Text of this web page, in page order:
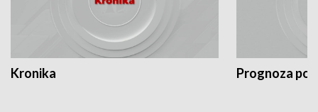
Kronika Prognoza